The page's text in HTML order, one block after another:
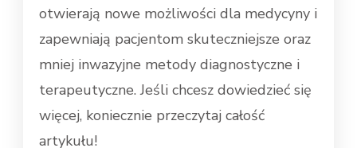
otwierają nowe możliwości dla medycyny i
zapewniają pacjentom skuteczniejsze oraz
mniej inwazyjne metody diagnostyczne i
terapeutyczne. Jeśli chcesz dowiedzieć się
więcej, koniecznie przeczytaj całość
artykułu!